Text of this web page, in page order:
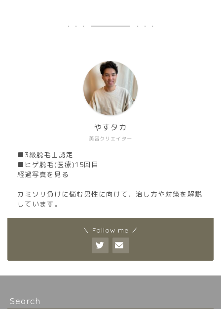
美容クリエイター
やすタカ
■3級脱毛士認定
■ヒゲ脱毛(医療)15回目
経過写真を見る
カミソリ負けに悩む男性に向けて、治し方や対策を解説
しています。
＼ Follow me ／
Search